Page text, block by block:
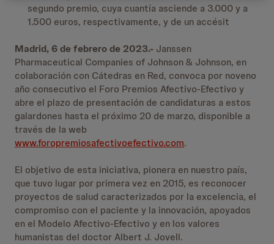
segundo premio, cuya cuantía asciende a 3.000 y a
1.500 euros, respectivamente, y de un accésit
Madrid, 6 de febrero de 2023.- Janssen
Pharmaceutical Companies of Johnson & Johnson, en
colaboración con Cátedras en Red, convoca por noveno
año consecutivo el Foro Premios Afectivo-Efectivo y
abre el plazo de presentación de candidaturas a estos
galardones hasta el próximo 20 de marzo, disponible a
través de la web
www.foropremiosafectivoefectivo.com.
El objetivo de esta iniciativa, pionera en nuestro país,
que tuvo lugar por primera vez en 2015, es reconocer
proyectos de salud caracterizados por la excelencia, el
compromiso con el paciente y la innovación, apoyados
en el Modelo Afectivo-Efectivo y en los valores
humanistas del doctor Albert J. Jovell.